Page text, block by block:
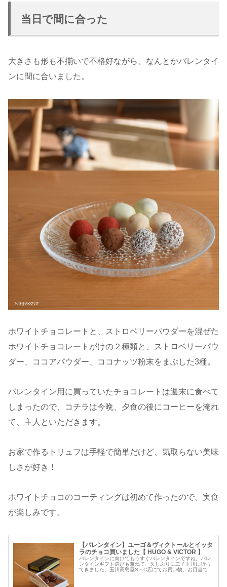
当日で間に合った
大きさも形も不揃いで不格好ながら、なんとかバレンタイ
ンに間に合いました。
ホワイトチョコレートと、ストロベリーパウダーを混ぜた
ホワイトチョコレートがけの２種類と、ストロベリーパウ
ダー、ココアパウダー、ココナッツ粉末をまぶした3種。
バレンタイン用に買っていたチョコレートは週末に食べて
しまったので、コチラは今晩、夕食の後にコーヒーを淹れ
て、主人といただきます。
お家で作るトリュフは手軽で簡単だけど、気取らない美味
しさが好き！
ホワイトチョコのコーティングは初めて作ったので、実食
が楽しみです。
【バレンタイン】ユーゴ＆ヴィクトールとイッタ
ラのチョコ買いました【 HUGO & VICTOR 】
バレンタインに向けてもうすぐバレンタインですね。バレ
ンタインギフト選びも兼ねて、久しぶりに二子玉川に行っ
てきました。玉川高島屋S・C店にてお買い物。お目当て